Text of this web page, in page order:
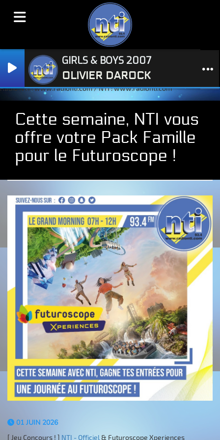
Radio NTI : www.radionti.com / NTI : www.radionti.com
GIRLS & BOYS 2007
OLIVIER DAROCK
Cette semaine, NTI vous
offre votre Pack Famille
pour le Futuroscope !
01 JUIN 2026
[ Jeu Concours ! ] NTI - Officiel & Futuroscope Xperiences